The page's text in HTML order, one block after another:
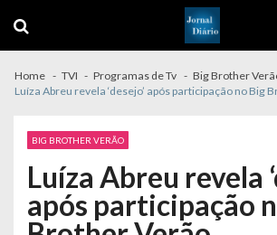
navigation
content
Home TVI Programas de Tv
Big Brother
Luíza Abreu revela ‘desejo’ após participação no Big
BIG BROTHER VERÃO
Luíza Abreu revela
após participação